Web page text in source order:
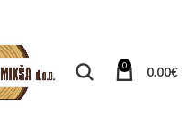
0 0.00€